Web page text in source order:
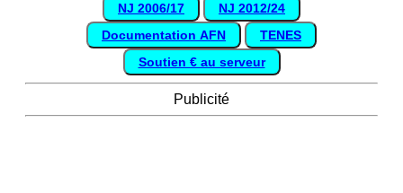
NJ 2006/17
NJ 2012/24
Documentation AFN
TENES
Soutien € au serveur
Publicité